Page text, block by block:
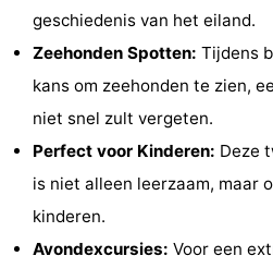
-
Wandelen
-
Wadlopen
Dokter
geschiedenis van het eiland.
Zeehonden Spotten: Tijdens
kans om zeehonden te zien,
niet snel zult vergeten.
Perfect voor Kinderen: Deze
is niet alleen leerzaam, maar
kinderen.
Avondexcursies: Voor een